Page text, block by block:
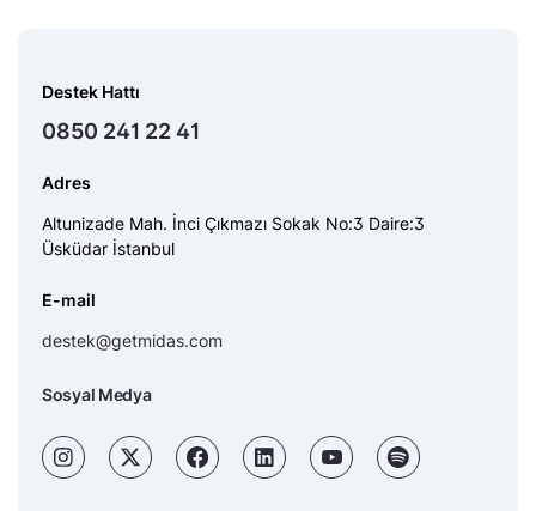
Destek Hattı
0850 241 22 41
Adres
Altunizade Mah. İnci Çıkmazı Sokak No:3 Daire:3
Üsküdar İstanbul
E-mail
destek@getmidas.com
Sosyal Medya